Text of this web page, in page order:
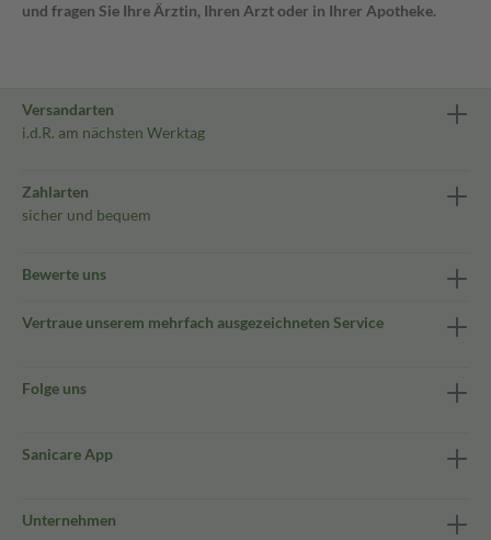
und fragen Sie Ihre Ärztin, Ihren Arzt oder in Ihrer Apotheke.
Versandarten
i.d.R. am nächsten Werktag
Zahlarten
sicher und bequem
Bewerte uns
Vertraue unserem mehrfach ausgezeichneten Service
Folge uns
Sanicare App
Unternehmen